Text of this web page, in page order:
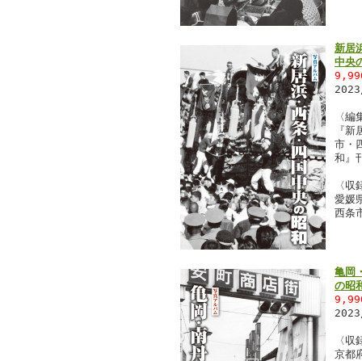
新居
中央
〈編
『
市・
和』
〈収
愛媛
西条
亀岡
の昭
〈収
京都